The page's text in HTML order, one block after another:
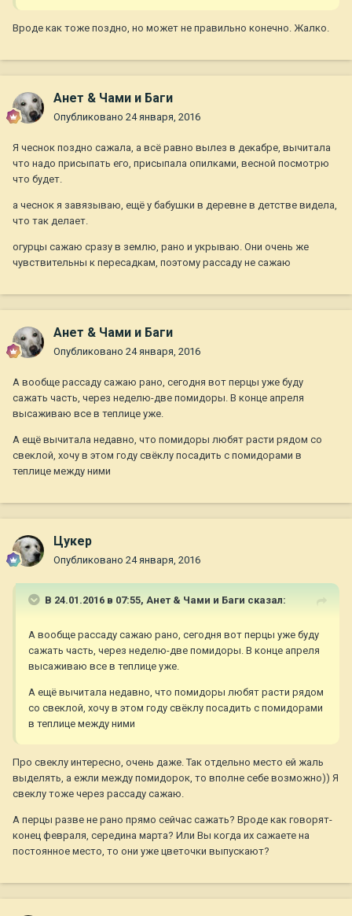
потом приходил покупать на посадку..... А вот с луком я так
Вроде как тоже поздно, но может не правильно конечно. Жалко.
Анет & Чами и Баги
Опубликовано 24 января, 2016
Я чеснок поздно сажала, а всё равно вылез в декабре, вычитала
что надо присыпать его, присыпала опилками, весной посмотрю
что будет.
а чеснок я завязываю, ещё у бабушки в деревне в детстве видела,
что так делает.
огурцы сажаю сразу в землю, рано и укрываю. Они очень же
чувствительны к пересадкам, поэтому рассаду не сажаю
Анет & Чами и Баги
Опубликовано 24 января, 2016
А вообще рассаду сажаю рано, сегодня вот перцы уже буду
сажать часть, через неделю-две помидоры. В конце апреля
высаживаю все в теплице уже.
А ещё вычитала недавно, что помидоры любят расти рядом со
свеклой, хочу в этом году свёклу посадить с помидорами в
теплице между ними
Цукер
Опубликовано 24 января, 2016
В 24.01.2016 в 07:55, Анет & Чами и Баги сказал:
А вообще рассаду сажаю рано, сегодня вот перцы уже буду
сажать часть, через неделю-две помидоры. В конце апреля
высаживаю все в теплице уже.
А ещё вычитала недавно, что помидоры любят расти рядом
со свеклой, хочу в этом году свёклу посадить с помидорами
в теплице между ними
Про свеклу интересно, очень даже. Так отдельно место ей жаль
выделять, а ежли между помидорок, то вполне себе возможно)) Я
свеклу тоже через рассаду сажаю.
А перцы разве не рано прямо сейчас сажать? Вроде как говорят-
конец февраля, середина марта? Или Вы когда их сажаете на
постоянное место, то они уже цветочки выпускают?